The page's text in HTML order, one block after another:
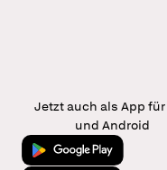
Jetzt auch als App für
und Android
Jetzt bei Google Play